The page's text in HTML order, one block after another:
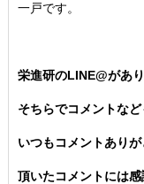
一戸です。
栄進研のLINE@があ
そちらでコメントなど
いつもコメントありが
頂いたコメントには